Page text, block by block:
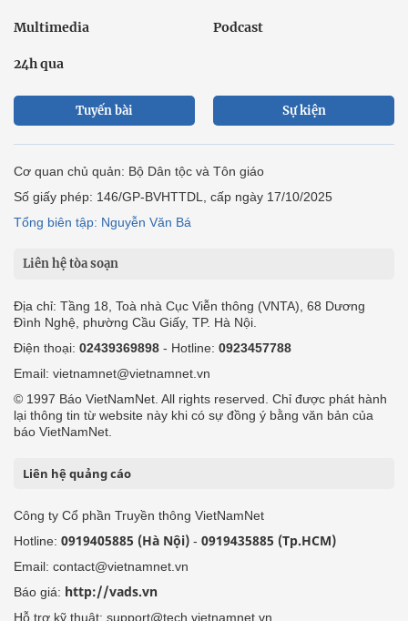
Multimedia Podcast
24h qua
Tuyến bài Sự kiện
Cơ quan chủ quản: Bộ Dân tộc và Tôn giáo
Số giấy phép: 146/GP-BVHTTDL, cấp ngày 17/10/2025
Tổng biên tập: Nguyễn Văn Bá
Liên hệ tòa soạn
Địa chỉ: Tầng 18, Toà nhà Cục Viễn thông (VNTA), 68 Dương
Đình Nghệ, phường Cầu Giấy, TP. Hà Nội.
Điện thoại: 02439369898 - Hotline: 0923457788
Email: vietnamnet@vietnamnet.vn
© 1997 Báo VietNamNet. All rights reserved. Chỉ được phát hành
lại thông tin từ website này khi có sự đồng ý bằng văn bản của
báo VietNamNet.
Liên hệ quảng cáo
Công ty Cổ phần Truyền thông VietNamNet
Hotline: 0919405885 (Hà Nội) - 0919435885 (Tp.HCM)
Email: contact@vietnamnet.vn
Báo giá: http://vads.vn
Hỗ trợ kỹ thuật: support@tech.vietnamnet.vn